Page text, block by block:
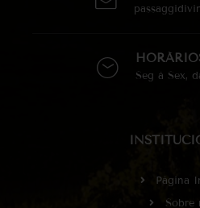
Seg à Sex,
Página
Sobre